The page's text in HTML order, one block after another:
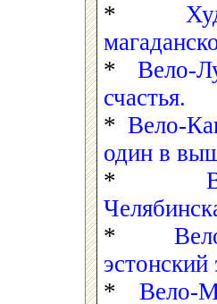
*
*
счастья.
* Вело-
один в
*
*
*Вело-